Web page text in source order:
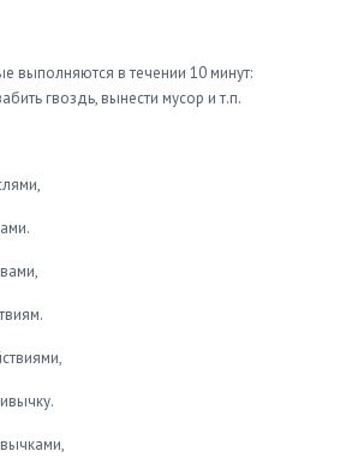
выполняются в течении 10 минут:
гвоздь, вынести мусор и т.п.